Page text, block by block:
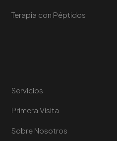
Terapia con Péptidos
Servicios
Primera Visita
Sobre Nosotros